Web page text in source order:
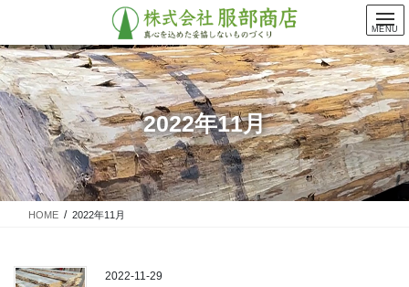
テ
ン
ツ
に
移
動
ゲ
ー
シ
ョ
ン
に
移
動
2022年11月
HOME 2022年11月
2022-11-29
MENU